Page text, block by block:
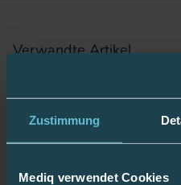
Zustimmung
Mediq verwendet Cookies
Verwandte Artikel
Passende Artikel zu